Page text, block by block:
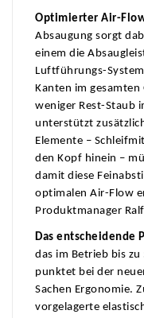
Optimierter Air-
Absaugung sorgt
einem die
Luftführungs-
Kanten im
weniger Rest-Staub
unterstützt
Elemente –
den Kopf hinein –
damit diese
optimalen Air-Flow
Produktmanager
Das entscheidende
das im Betrieb bis
punktet bei der
Sachen Ergonomie.
vorgelagerte